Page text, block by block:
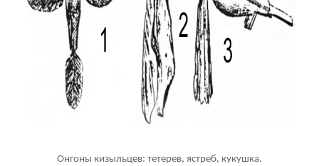
Онгоны кизыльцев: тетерев, ястреб, кукушка.